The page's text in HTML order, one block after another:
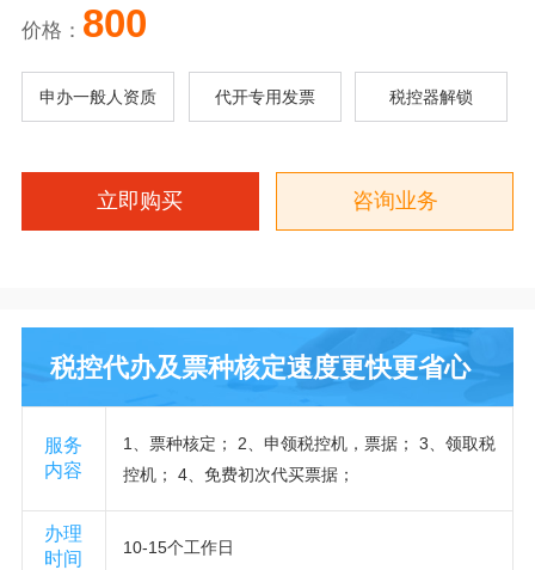
价格： 800
申办一般人资质 代开专用发票 税控器解锁
立即购买 咨询业务
税控代办及票种核定速度更快更省心
服务
内容
1、票种核定； 2、申领税控机，票据； 3、领取税
控机； 4、免费初次代买票据；
办理
时间
10-15个工作日